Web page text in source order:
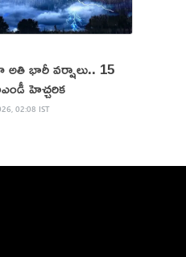
అతి భారీ వర్షాలు.. 15
హెచ్చరిక
02:08 IST